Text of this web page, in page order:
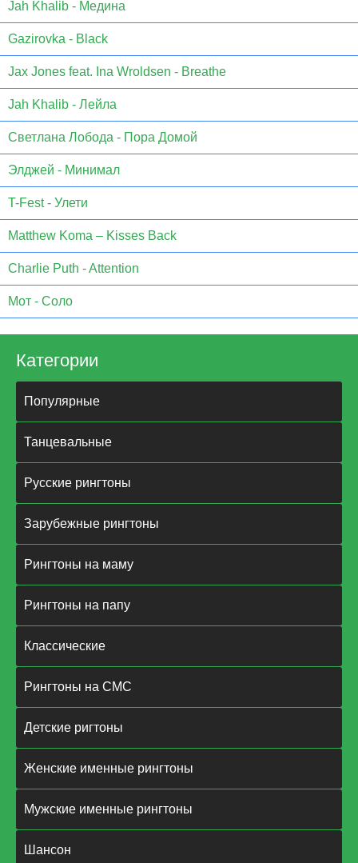
Jаh Khаlib - Медина
Gazirovka - Black
Jax Jones feat. Ina Wroldsen - Breathe
Jah Khalib - Лейла
Светлана Лобода - Пора Домой
Элджей - Минимал
T-Fest - Улети
Matthew Koma – Kisses Back
Charlie Puth - Attention
Мот - Соло
Категории
Популярные
Танцевальные
Русские рингтоны
Зарубежные рингтоны
Рингтоны на маму
Рингтоны на папу
Классические
Рингтоны на СМС
Детские ригтоны
Женские именные рингтоны
Мужские именные рингтоны
Шансон